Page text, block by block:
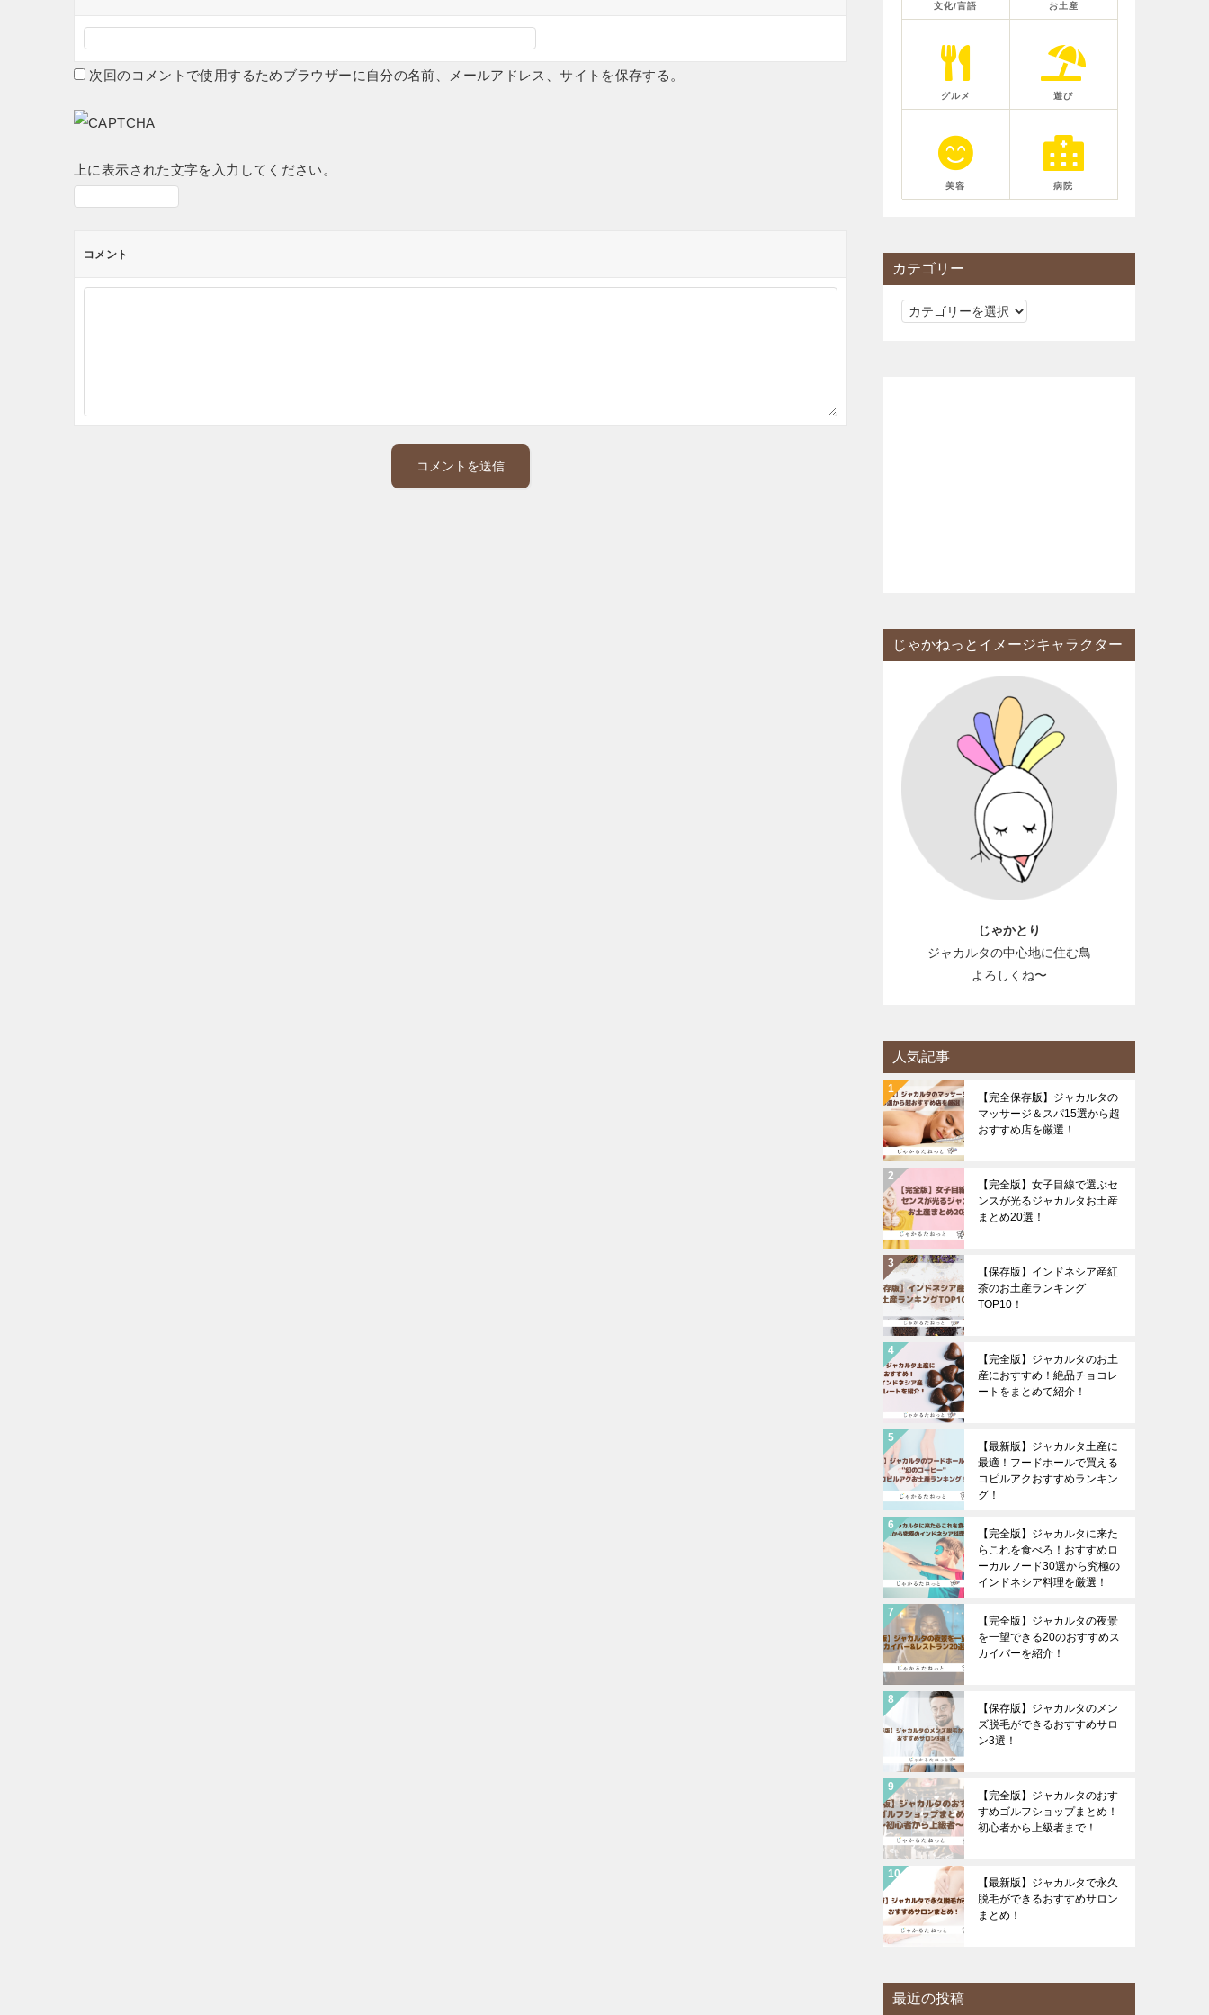
次回のコメントで使用するためブラウザーに自分の名前、メールアドレス、サイトを保存する。
上に表示された文字を入力してください。
コメント
文化/言語 お土産
グルメ 遊び
美容 病院
カテゴリー
カ
じゃかねっとイメージキャラクター
じゃかとり
ジャカルタの中心地に住む鳥
よろしくね〜
人気記事
【完全保存版】ジャカルタの
マッサージ＆スパ15選から超
おすすめ店を厳選！
【完全版】女子目線で選ぶセ
ンスが光るジャカルタお土産
まとめ20選！
【保存版】インドネシア産紅
茶のお土産ランキング
TOP10！
【完全版】ジャカルタのお土
産におすすめ！絶品チョコレ
ートをまとめて紹介！
【最新版】ジャカルタ土産に
最適！フードホールで買える
コピルアクおすすめランキン
グ！
【完全版】ジャカルタに来た
らこれを食べろ！おすすめロ
ーカルフード30選から究極の
インドネシア料理を厳選！
【完全版】ジャカルタの夜景
を一望できる20のおすすめス
カイバーを紹介！
【保存版】ジャカルタのメン
ズ脱毛ができるおすすめサロ
ン3選！
【完全版】ジャカルタのおす
すめゴルフショップまとめ！
初心者から上級者まで！
【最新版】ジャカルタで永久
脱毛ができるおすすめサロン
まとめ！
最近の投稿